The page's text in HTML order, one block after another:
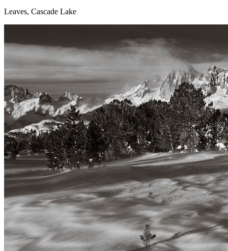
Leaves, Cascade Lake